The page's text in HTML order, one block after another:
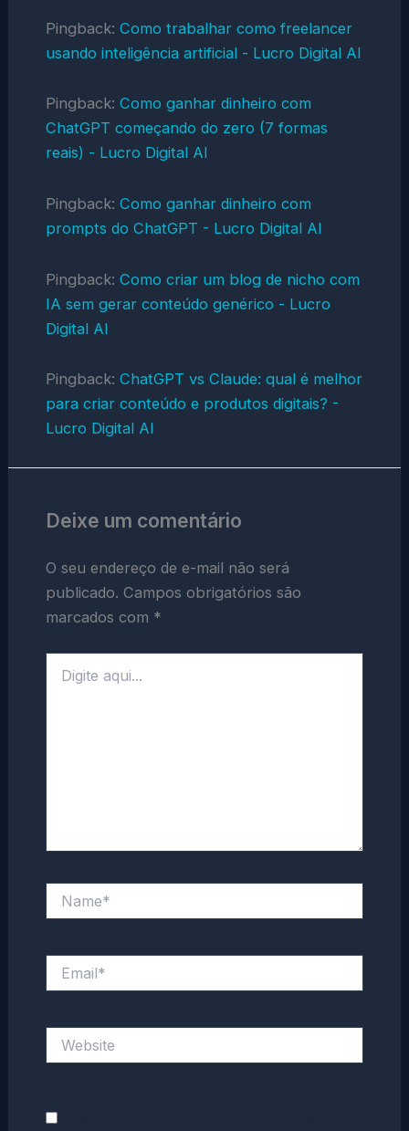
Pingback: Como trabalhar como freelancer
usando inteligência artificial - Lucro Digital AI
Pingback: Como ganhar dinheiro com
ChatGPT começando do zero (7 formas
reais) - Lucro Digital AI
Pingback: Como ganhar dinheiro com
prompts do ChatGPT - Lucro Digital AI
Pingback: Como criar um blog de nicho com
IA sem gerar conteúdo genérico - Lucro
Digital AI
Pingback: ChatGPT vs Claude: qual é melhor
para criar conteúdo e produtos digitais? -
Lucro Digital AI
Deixe um comentário
O seu endereço de e-mail não será
publicado. Campos obrigatórios são
marcados com *
aqui...